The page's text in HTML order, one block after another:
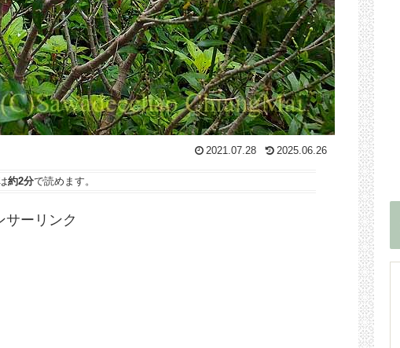
2021.07.28 2025.06.26
約2分で読めます。
サーリンク